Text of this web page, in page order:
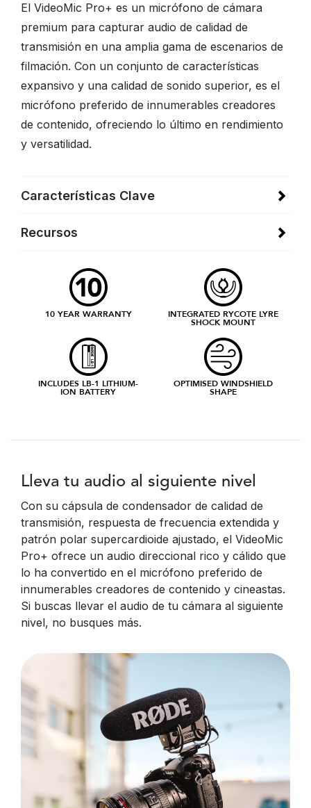
El VideoMic Pro+ es un micrófono de cámara
premium para capturar audio de calidad de
transmisión en una amplia gama de escenarios de
filmación. Con un conjunto de características
expansivo y una calidad de sonido superior, es el
micrófono preferido de innumerables creadores
de contenido, ofreciendo lo último en rendimiento
y versatilidad.
Características Clave
Recursos
10 YEAR WARRANTY INTEGRATED RYCOTE LYRE
SHOCK MOUNT
INCLUDES LB-1 LITHIUM-
ION BATTERY
OPTIMISED WINDSHIELD
SHAPE
Lleva tu audio al siguiente nivel
Con su cápsula de condensador de calidad de
transmisión, respuesta de frecuencia extendida y
patrón polar supercardioide ajustado, el VideoMic
Pro+ ofrece un audio direccional rico y cálido que
lo ha convertido en el micrófono preferido de
innumerables creadores de contenido y cineastas.
Si buscas llevar el audio de tu cámara al siguiente
nivel, no busques más.